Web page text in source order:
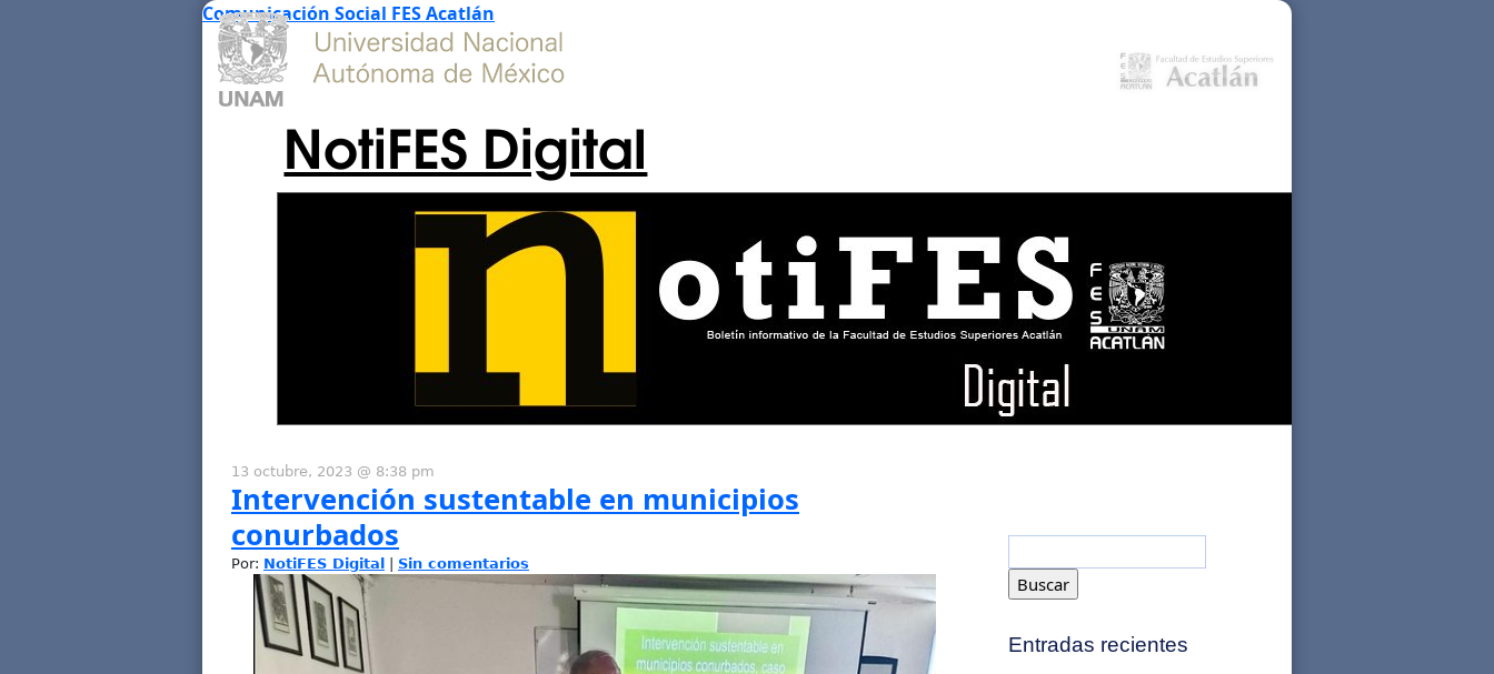
Comunicación Social FES Acatlán
NotiFES Digital
13 octubre, 2023 @ 8:38 pm
Intervención sustentable en municipios
conurbados
Por: NotiFES Digital Sin comentarios
Entradas recientes